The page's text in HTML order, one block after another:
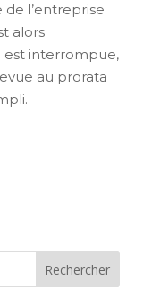
l’entreprise
alors
est interrompue,
au prorata